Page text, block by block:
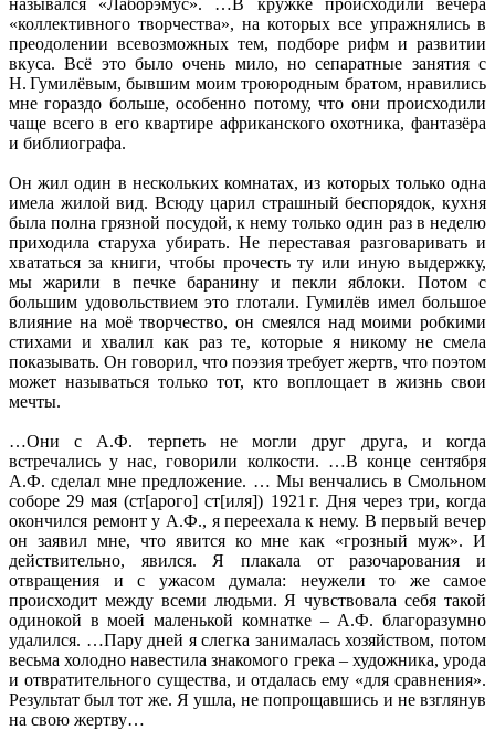
«коллективного творчества», на которых все упражнялись в
преодолении всевозможных тем, подборе рифм и развитии
вкуса. Всё это было очень мило, но сепаратные занятия с
Н. Гумилёвым, бывшим моим троюродным братом, нравились
мне гораздо больше, особенно потому, что они происходили
чаще всего в его квартире африканского охотника, фантазёра
и библиографа.
Он жил один в нескольких комнатах, из которых только одна
имела жилой вид. Всюду царил страшный беспорядок, кухня
была полна грязной посудой, к нему только один раз в неделю
приходила старуха убирать. Не переставая разговаривать и
хвататься за книги, чтобы прочесть ту или иную выдержку,
мы жарили в печке баранину и пекли яблоки. Потом с
большим удовольствием это глотали. Гумилёв имел большое
влияние на моё творчество, он смеялся над моими робкими
стихами и хвалил как раз те, которые я никому не смела
показывать. Он говорил, что поэзия требует жертв, что поэтом
может называться только тот, кто воплощает в жизнь свои
мечты.
…Они с А.Ф. терпеть не могли друг друга, и когда
встречались у нас, говорили колкости. …В конце сентября
А.Ф. сделал мне предложение. … Мы венчались в Смольном
соборе 29 мая (ст[арого] ст[иля]) 1921 г. Дня через три, когда
окончился ремонт у А.Ф., я переехала к нему. В первый вечер
он заявил мне, что явится ко мне как «грозный муж». И
действительно, явился. Я плакала от разочарования и
отвращения и с ужасом думала: неужели то же самое
происходит между всеми людьми. Я чувствовала себя такой
одинокой в моей маленькой комнатке – А.Ф. благоразумно
удалился. …Пару дней я слегка занималась хозяйством, потом
весьма холодно навестила знакомого грека – художника, урода
и отвратительного существа, и отдалась ему «для сравнения».
Результат был тот же. Я ушла, не попрощавшись и не взглянув
на свою жертву…